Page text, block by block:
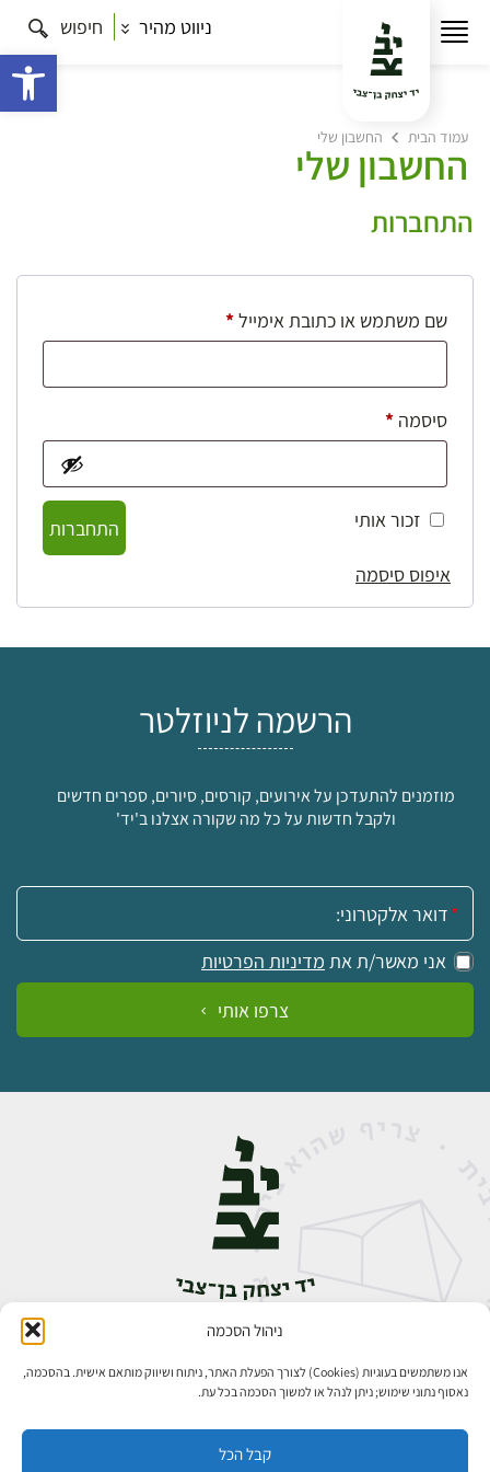
ניהול הסכמה
אנו משתמשים בעוגיות (Cookies) לצורך הפעלת האתר, ניתוח ושיווק מותאם אישית. בהסכמה,
נאסוף נתוני שימוש; ניתן לנהל או למשוך הסכמה בכל עת.
קבל הכל
ניווט מהיר חיפוש
עמוד הבית החשבון שלי
החשבון שלי
התחברות
שם משתמש או כתובת אימייל*חובה
סיסמה *חובה
זכור אותי
התחברות
איפוס סיסמה
הרשמה לניוזלטר
מוזמנים להתעדכן על אירועים, קורסים, סיורים, ספרים חדשים
ולקבל חדשות על כל מה שקורה אצלנו ב'יד'
אימייל:
אני מאשר/ת את מדיניות הפרטיות
צרפו אותי
אבן גבירול 14, רחביה, ירושלים